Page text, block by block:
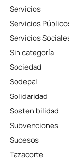
Servicios
Servicios
Servicios
Sin categoría
Sociedad
Sodepal
Solidaridad
Sostenibilidad
Subvenciones
Sucesos
Tazacorte